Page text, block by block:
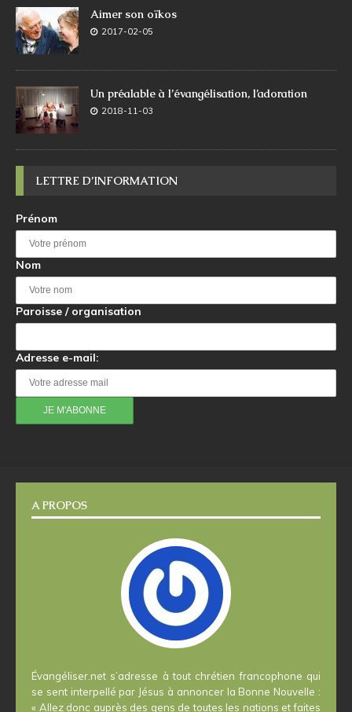
Aimer son oïkos
2017-02-05
Un préalable à l’évangélisation, l’adoration
2018-11-03
LETTRE D’INFORMATION
Prénom
Nom
Paroisse / organisation
Adresse e-mail:
A PROPOS
Évangéliser.net s’adresse à tout chrétien francophone qui
se sent interpellé par Jésus à annoncer la Bonne Nouvelle :
« Allez donc auprès des gens de toutes les nations et faites